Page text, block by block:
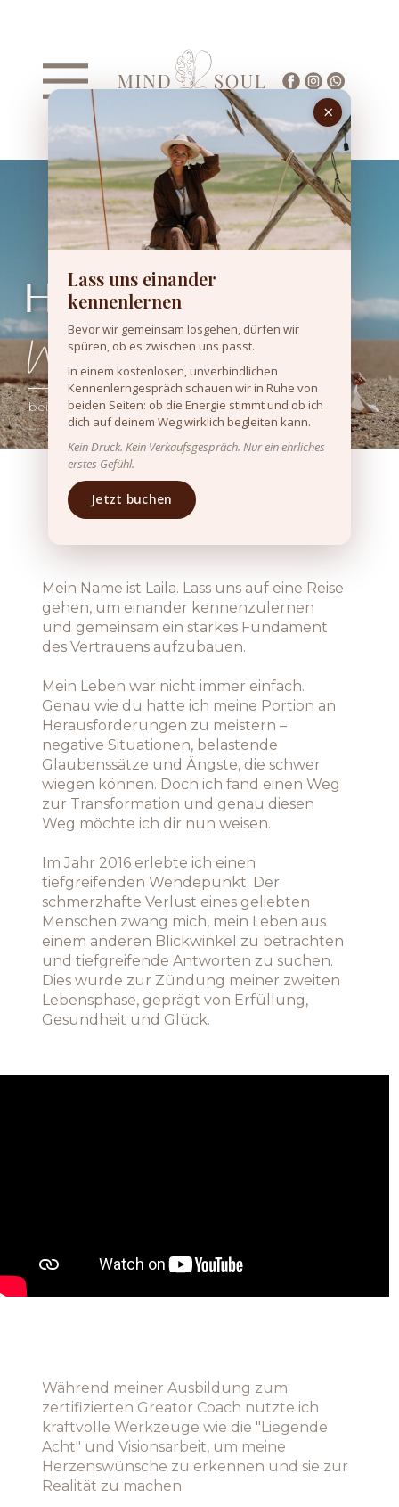
Herzlich
Willkommen
bei mind&so​ul Coaching
Müde. Leer. Irgendwie nicht
mehr du selbst?
Mein Name ist Laila. Lass uns auf eine Reise
gehen, um einander kennenzulernen
und gemeinsam ein starkes Fundament
des Vertrauens aufzubauen.
Mein Leben war nicht immer einfach.
Genau wie du hatte ich meine Portion an
Herausforderungen zu meistern –
negative Situationen, belastende
Glaubenssätze und Ängste, die schwer
wiegen können. Doch ich fand einen Weg
zur Transformation und genau diesen
Weg möchte ich dir nun weisen.
Im Jahr 2016 erlebte ich einen
tiefgreifenden Wendepunkt. Der
schmerzhafte Verlust eines geliebten
Menschen zwang mich, mein Leben aus
einem anderen Blickwinkel zu betrachten
und tiefgreifende Antworten zu suchen.
Dies wurde zur Zündung meiner zweiten
Lebensphase, geprägt von Erfüllung,
Gesundheit und Glück.
Während meiner Ausbildung zum
zertifizierten Greator Coach nutzte ich
kraftvolle Werkzeuge wie die "Liegende
Acht" und Visionsarbeit, um meine
Herzenswünsche zu erkennen und sie zur
Realität zu machen.
Lass uns einander
kennenlernen
Bevor wir gemeinsam losgehen, dürfen wir
spüren, ob es zwischen uns passt.
In einem kostenlosen, unverbindlichen
Kennenlerngespräch schauen wir in Ruhe von
beiden Seiten: ob die Energie stimmt und ob ich
dich auf deinem Weg wirklich begleiten kann.
Kein Druck. Kein Verkaufsgespräch. Nur ein ehrliches
erstes Gefühl.
Jetzt buchen